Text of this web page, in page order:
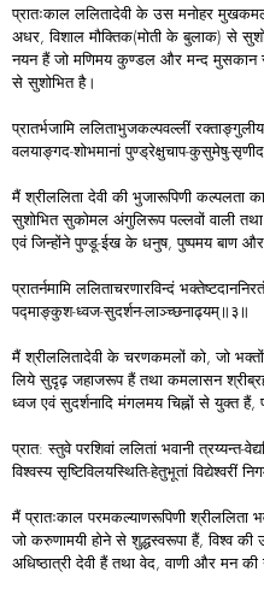
प्रातःकाल ललितादेवी के उस मनोहर
अधर, विशाल मौक्तिक(मोती के बुलाक) से
नयन हैं जो मणिमय कुण्डल और मन्द मुसकान
से सुशोभित है।
प्रातर्भजामि ललिताभुजकल्पवल्लीं
वलयाङ्गद-शोभमानां पुण्ड्रेक्षुचाप-कुसुमेषु-
मैं श्रीललिता देवी की भुजारूपिणी कल्पलता
सुशोभित सुकोमल अंगुलिरूप पल्लवों वाली
एवं जिन्होंने पुण्डू-ईख के धनुष, पुष्पमय बाण
प्रातर्नमामि ललिताचरणारविन्दं
पद्माङ्कुश-ध्वज-सुदर्शन-लाञ्च्छनाढ्यम्॥३॥
मैं श्रीललितादेवी के चरणकमलों को, जो
लिये सुदृढ़ जहाजरूप हैं तथा कमलासन
ध्वज एवं सुदर्शनादि मंगलमय चिह्नों से युक्त
प्रात: स्तुवे परशिवां ललितां भवानी त्रय्यन्त-
विश्वस्य सृष्टिविलयस्थिति-हेतुभूतां विद्येश्वरीं
मैं प्रातःकाल परमकल्याणरूपिणी श्रीललिता
जो करुणामयी होने से शुद्धस्वरूपा हैं, विश्व की
अधिष्ठात्री देवी हैं तथा वेद, वाणी और मन